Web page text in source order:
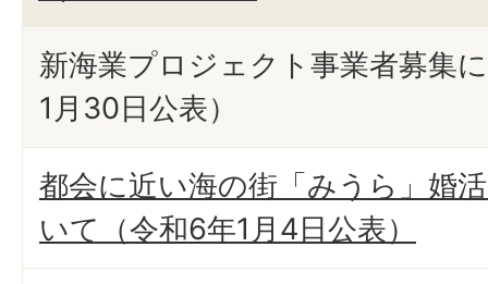
新海業プロジェクト事業者募集
1月30日公表）
都会に近い海の街「みうら」婚
いて（令和6年1月4日公表）